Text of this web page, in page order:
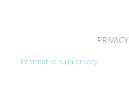
PRIVACY
Informativa sulla privacy